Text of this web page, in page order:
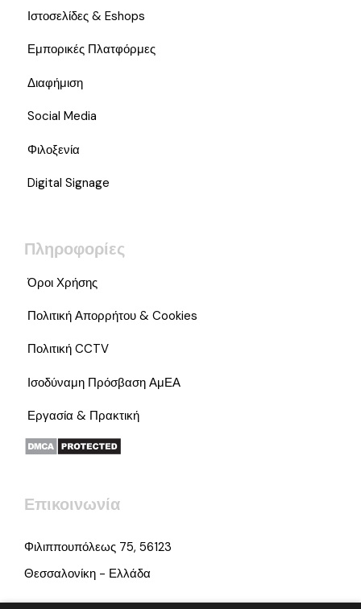
Ιστοσελίδες & Eshops
Εμπορικές Πλατφόρμες
Διαφήμιση
Social Media
Φιλοξενία
Digital Signage
Πληροφορίες
Όροι Χρήσης
Πολιτική Απορρήτου & Cookies
Πολιτική CCTV
Ισοδύναμη Πρόσβαση ΑμΕΑ
Εργασία & Πρακτική
Επικοινωνία
Φιλιππουπόλεως 75, 56123
Θεσσαλονίκη - Ελλάδα